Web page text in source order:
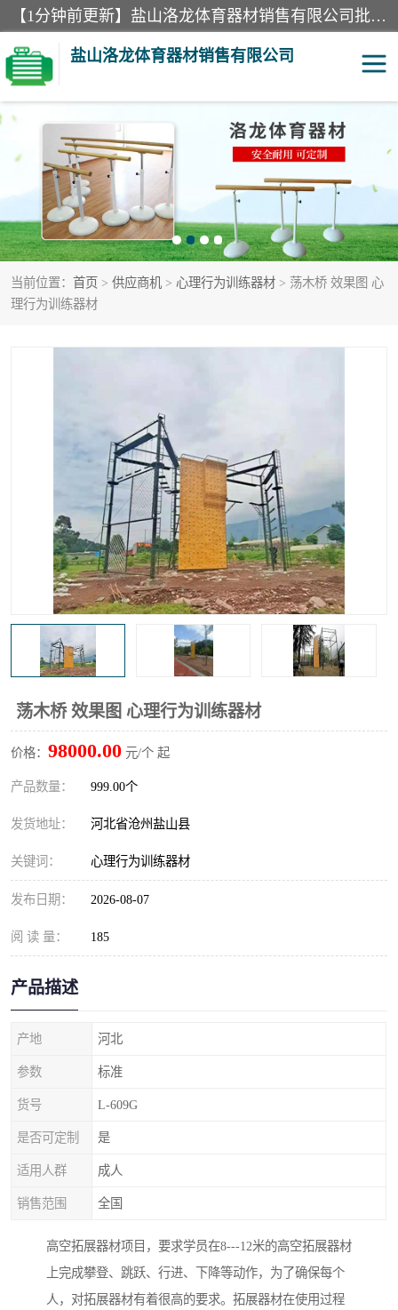
【1分钟前更新】盐山洛龙体育器材销售有限公司批量供应：300米障碍器材、400米障碍器材、部队训练器材、双杠、体操垫、舞蹈把杆等产品。盐山洛龙体育器材销售有限公司经过多年的发展，集研发，生产，销售，售后服务为一体. 奉行“质量，信誉，服务”的宗旨，以开拓创新的精神和真诚守信的态度积极进取。
盐山洛龙体育器材销售有限公司
当前位置： 首页 > 供应商机 > 心理行为训练器材 > 荡木桥 效果图 心
理行为训练器材
荡木桥 效果图 心理行为训练器材
价格： 98000.00 元/个 起
产品数量： 999.00个
发货地址： 河北省沧州盐山县
关键词： 心理行为训练器材
发布日期： 2026-08-07
阅 读 量： 185
产品描述
产地 河北
参数 标准
货号 L-609G
是否可定制 是
适用人群 成人
销售范围 全国
高空拓展器材项目，要求学员在8---12米的高空拓展器材
上完成攀登、跳跃、行进、下降等动作，为了确保每个
人，对拓展器材有着很高的要求。拓展器材在使用过程
单双杠 舞蹈把杆
400米障碍器材 体操垫
300米障碍器材 攀爬架
塑胶跑道 400米障碍器材1